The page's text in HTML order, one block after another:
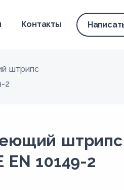
Контакты
штрипс
2
штрипс
EN 10149-2